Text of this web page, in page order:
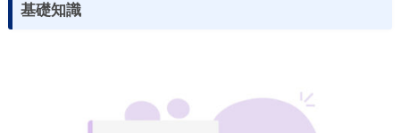
基礎知識